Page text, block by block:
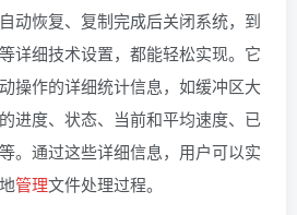
动恢复、复制完成后关闭系统，到
详细技术设置，都能轻松实现。它
操作的详细统计信息，如缓冲区大
进度、状态、当前和平均速度、已
。通过这些详细信息，用户可以实
管理文件处理过程。